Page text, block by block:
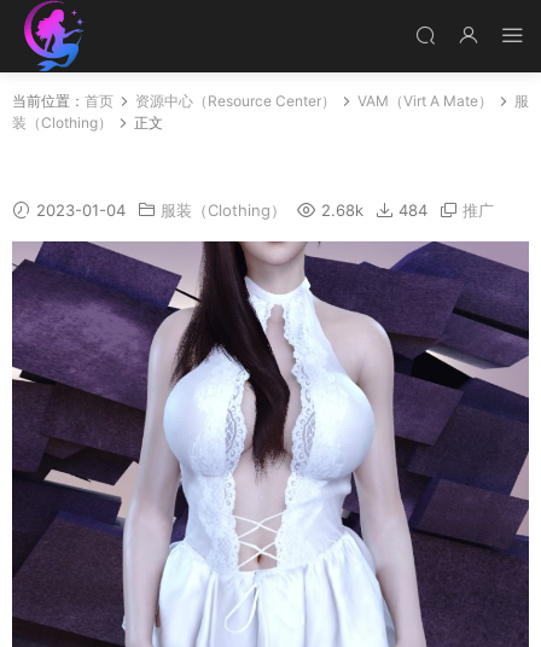
当前位置： 首页 资源中心（Resource Center） VAM（Virt A Mate）
服
装（Clothing）
正文
2023-01-04 服装（Clothing） 2.68k 484 推广